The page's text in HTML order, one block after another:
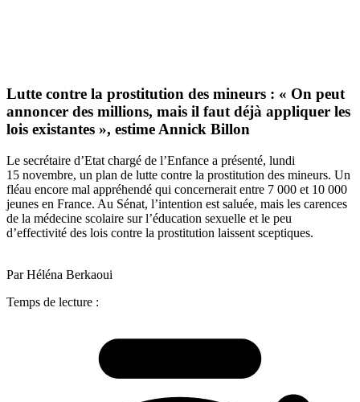
Lutte contre la prostitution des mineurs : « On peut
annoncer des millions, mais il faut déjà appliquer les
lois existantes », estime Annick Billon
Le secrétaire d’Etat chargé de l’Enfance a présenté, lundi
15 novembre, un plan de lutte contre la prostitution des mineurs. Un
fléau encore mal appréhendé qui concernerait entre 7 000 et 10 000
jeunes en France. Au Sénat, l’intention est saluée, mais les carences
de la médecine scolaire sur l’éducation sexuelle et le peu
d’effectivité des lois contre la prostitution laissent sceptiques.
Par Héléna Berkaoui
Temps de lecture :